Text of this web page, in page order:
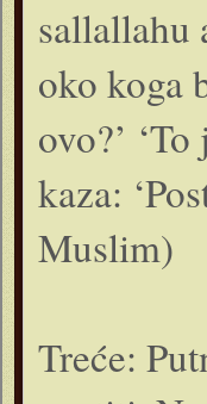
sallallahu
oko koga
ovo?’
kaza:
Muslim)
Treće: